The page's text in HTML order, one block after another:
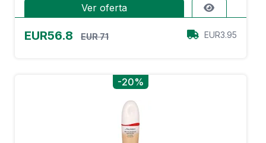
Ver oferta
EUR56.8 EUR 71 EUR3.95
-20%